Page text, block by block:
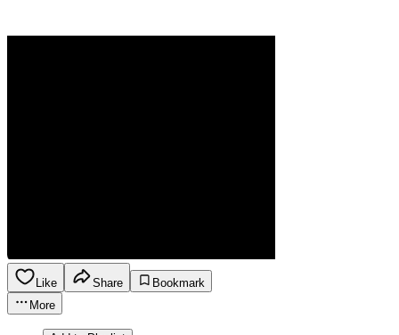
Like Share
Bookmark
More